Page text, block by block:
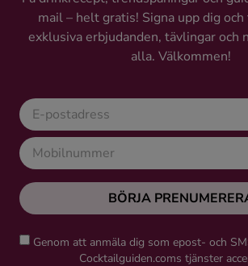
mail – helt gratis! Signa upp dig och
exklusiva erbjudanden, tävlingar och
alla. Välkommen!
BÖRJA
Genom att anmäla dig som epost- och
Cocktailguiden.coms tjänster